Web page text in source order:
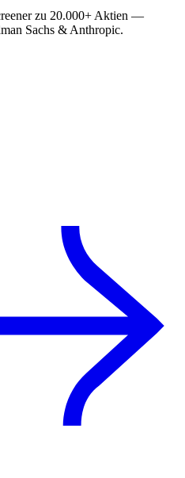
zu 20.000+ Aktien —
Sachs & Anthropic.